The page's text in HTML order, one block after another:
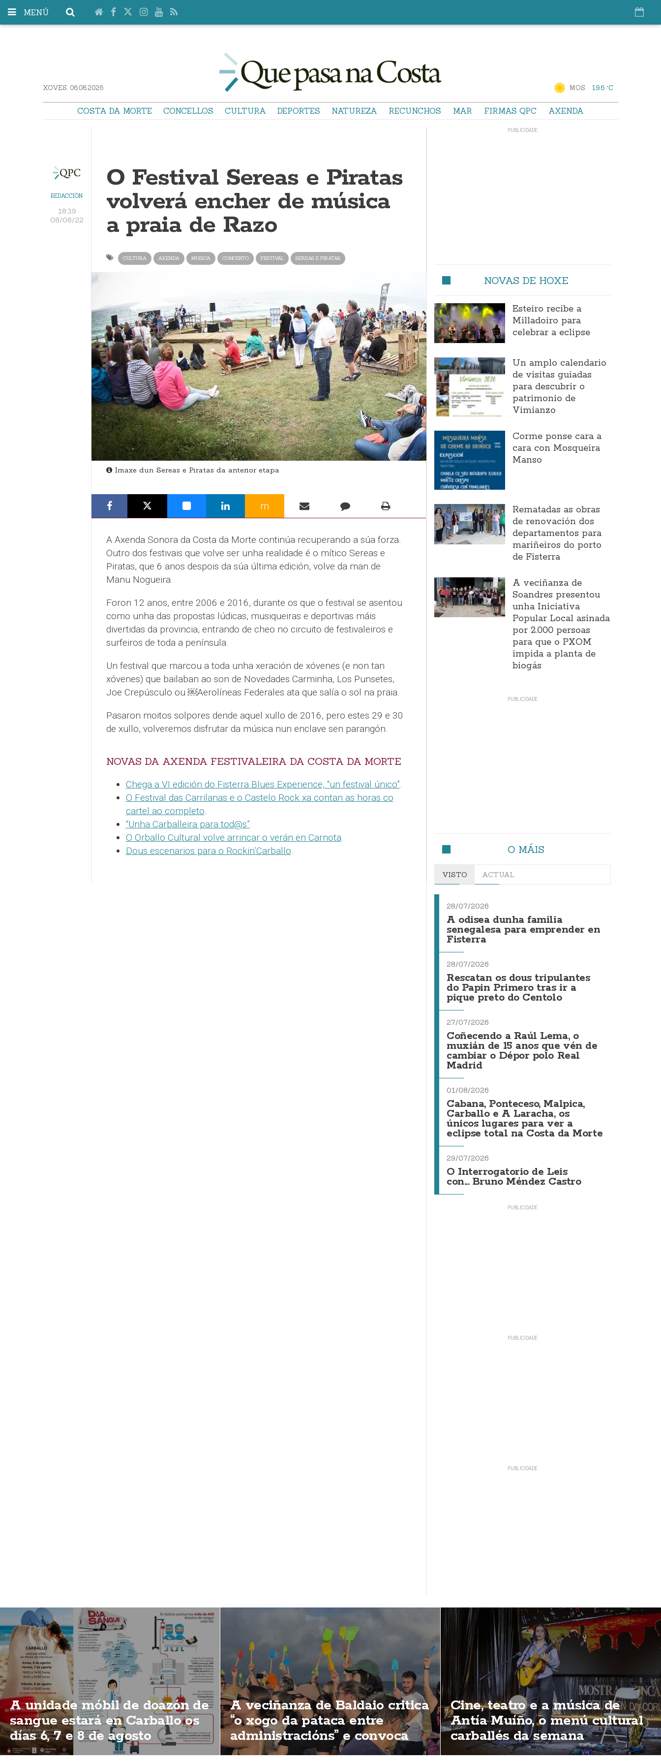
MENÚ
XOVES. 06.08.2026 MOS 19.6 °C
COSTA DA MORTE CONCELLOS CULTURA DEPORTES NATUREZA RECUNCHOS MAR FIRMAS QPC AXENDA
REDACCIÓN
18:39
08/06/22
O Festival Sereas e Piratas
volverá encher de música
a praia de Razo
CULTURA AXENDA MUSICA CONCERTO FESTIVAL SEREAS E PIRATAS
Imaxe dun Sereas e Piratas da anterior etapa
m
A Axenda Sonora da Costa da Morte continúa recuperando a súa forza.
Outro dos festivais que volve ser unha realidade é o mítico Sereas e
Piratas, que 6 anos despois da súa última edición, volve da man de
Manu Nogueira.
Foron 12 anos, entre 2006 e 2016, durante os que o festival se asentou
como unha das propostas lúdicas, musiqueiras e deportivas máis
divertidas da provincia, entrando de cheo no circuito de festivaleiros e
surfeiros de toda a península.
Un festival que marcou a toda unha xeración de xóvenes (e non tan
xóvenes) que bailaban ao son de Novedades Carminha, Los Punsetes,
Joe Crepúsculo ou ￼Aerolíneas Federales ata que salía o sol na praia.
Pasaron moitos solpores dende aquel xullo de 2016, pero estes 29 e 30
de xullo, volveremos disfrutar da música nun enclave sen parangón.
NOVAS DA AXENDA FESTIVALEIRA DA COSTA DA MORTE
Chega a VI edición do Fisterra Blues Experience, “un festival único”.
O Festival das Carrilanas e o Castelo Rock xa contan as horas co
cartel ao completo.
“Unha Carballeira para tod@s”.
O Orballo Cultural volve arrincar o verán en Carnota.
Dous escenarios para o Rockin’Carballo.
NOVAS DE HOXE
Esteiro recibe a
Milladoiro para
celebrar a eclipse
Un amplo calendario
de visitas guiadas
para descubrir o
patrimonio de
Vimianzo
Corme ponse cara a
cara con Mosqueira
Manso
Rematadas as obras
de renovación dos
departamentos para
mariñeiros do porto
de Fisterra
A veciñanza de
Soandres presentou
unha Iniciativa
Popular Local asinada
por 2.000 persoas
para que o PXOM
impida a planta de
biogás
O MÁIS
VISTO ACTUAL
28/07/2026
A odisea dunha familia
senegalesa para emprender en
Fisterra
28/07/2026
Rescatan os dous tripulantes
do Papin Primero tras ir a
pique preto do Centolo
27/07/2026
Coñecendo a Raúl Lema, o
muxián de 15 anos que vén de
cambiar o Dépor polo Real
Madrid
01/08/2026
Cabana, Ponteceso, Malpica,
Carballo e A Laracha, os
únicos lugares para ver a
eclipse total na Costa da Morte
29/07/2026
O Interrogatorio de Leis
con... Bruno Méndez Castro
A unidade móbil de doazón de
sangue estará en Carballo os
días 6, 7 e 8 de agosto
A veciñanza de Baldaio critica
“o xogo da pataca entre
administracións” e convoca
unha nova concentración
Cine, teatro e a música de
Antía Muíño, o menú cultural
carballés da semana